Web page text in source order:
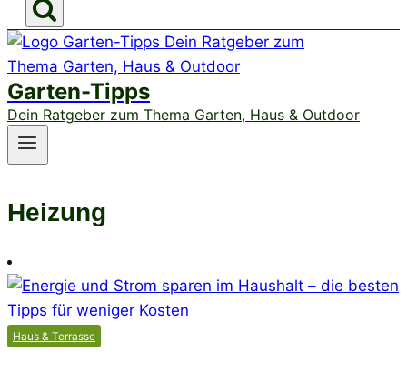
Garten-Tipps
Dein Ratgeber zum Thema Garten, Haus & Outdoor
Heizung
Haus & Terrasse